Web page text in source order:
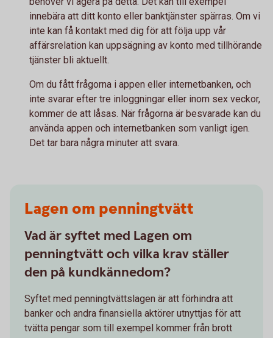
innebära att ditt konto eller banktjänster spärras. Om vi
inte kan få kontakt med dig för att följa upp vår
affärsrelation kan uppsägning av konto med tillhörande
tjänster bli aktuellt.
Om du fått frågorna i appen eller internetbanken, och
inte svarar efter tre inloggningar eller inom sex veckor,
kommer de att låsas. När frågorna är besvarade kan du
använda appen och internetbanken som vanligt igen.
Det tar bara några minuter att svara.
Lagen om penningtvätt
Vad är syftet med Lagen om
penningtvätt och vilka krav ställer
den på kundkännedom?
Syftet med penningtvättslagen är att förhindra att
banker och andra finansiella aktörer utnyttjas för att
tvätta pengar som till exempel kommer från brott